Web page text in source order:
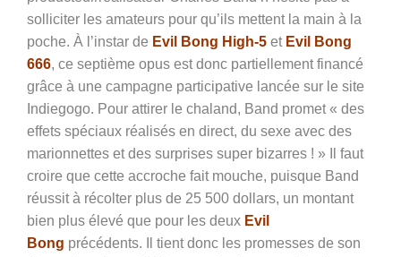
solliciter les amateurs pour qu’ils mettent la main à la
poche. À l’instar de Evil Bong High-5 et Evil Bong
666, ce septième opus est donc partiellement financé
grâce à une campagne participative lancée sur le site
Indiegogo. Pour attirer le chaland, Band promet « des
effets spéciaux réalisés en direct, du sexe avec des
marionnettes et des surprises super bizarres ! » Il faut
croire que cette accroche fait mouche, puisque Band
réussit à récolter plus de 25 500 dollars, un montant
bien plus élevé que pour les deux Evil
Bong précédents. Il tient donc les promesses de son